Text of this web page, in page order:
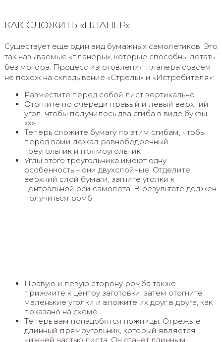
КАК СЛОЖИТЬ «ПЛАНЕР»
Существует еще один вид бумажных самолетиков. Это
так называемые «планеры», которые способны летать
без мотора. Процесс изготовления планера совсем
не похож на складывание «Стрелы» и «Истребителя»:
Разместите перед собой лист вертикально
Отогните по очереди правый и левый верхний
угол, чтобы получилось два сгиба в виде буквы
«х»
Теперь сложите бумагу по этим сгибам, чтобы
перед вами лежал равнобедренный
треугольник и прямоугольник
Углы этого треугольника имеют одну
особенность – они двухслойные. Отделите
верхний слой бумаги, загните уголки к
центральной оси самолета. В результате должен
получиться ромб
Правую и левую сторону ромба также
прижмите к центру заготовки, затем отогните
маленькие уголки и вложите их друг в друга, как
показано на схеме
Теперь вам понадобятся ножницы. Отрежьте
длинный прямоугольник, который является
нижней частью листа. Он станет длинным